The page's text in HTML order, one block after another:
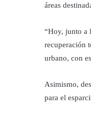
áreas
“Hoy, junto a
recuperación
urbano, con
Asimismo,
para el